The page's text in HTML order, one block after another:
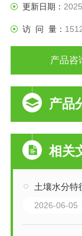
更新日期：
访 问 量：
产品咨
产品
相关
土壤水分特
2026-06-05